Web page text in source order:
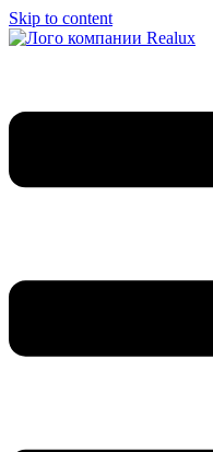
Skip to content